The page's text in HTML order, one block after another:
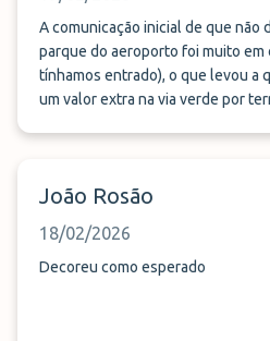
A comunicação inicial de que não
parque do aeroporto foi muito em
tínhamos entrado), o que levou a
um valor extra na via verde por
João Rosão
18/02/2026
Decoreu como esperado